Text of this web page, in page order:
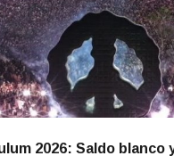
2026: Saldo blanco